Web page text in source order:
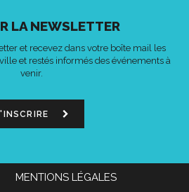
LA NEWSLETTER
et recevez dans votre boîte mail les
et restés informés des événements à
venir.
MENTIONS LÉGALES